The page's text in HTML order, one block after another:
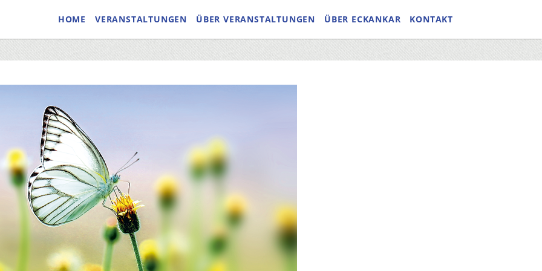
HOME VERANSTALTUNGEN ÜBER VERANSTALTUNGEN ÜBER ECKANKAR KONTAKT